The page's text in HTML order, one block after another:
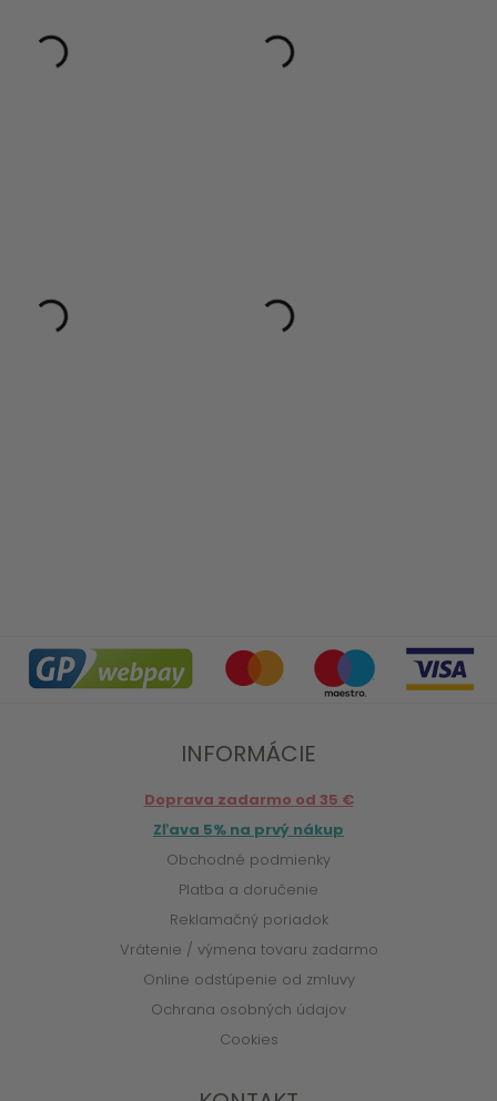
INFORMÁCIE
Doprava zadarmo od 35 €
Zľava 5% na prvý nákup
Obchodné podmienky
Platba a doručenie
Reklamačný poriadok
Vrátenie / výmena tovaru zadarmo
Online odstúpenie od zmluvy
Ochrana osobných údajov
Cookies